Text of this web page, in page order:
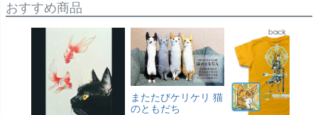
おすすめ商品
またたびケリケリ 猫
のともだち